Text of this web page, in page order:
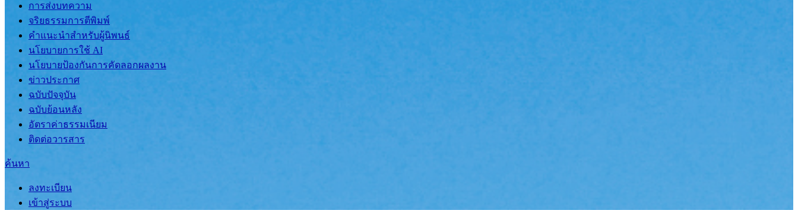
การส่งบทความ
จริยธรรมการตีพิมพ์
คำแนะนำสำหรับผู้นิพนธ์
นโยบายการใช้ AI
นโยบายป้องกันการคัดลอกผลงาน
ข่าวประกาศ
ฉบับปัจจุบัน
ฉบับย้อนหลัง
อัตราค่าธรรมเนียม
ติดต่อวารสาร
ค้นหา
ลงทะเบียน
เข้าสู่ระบบ